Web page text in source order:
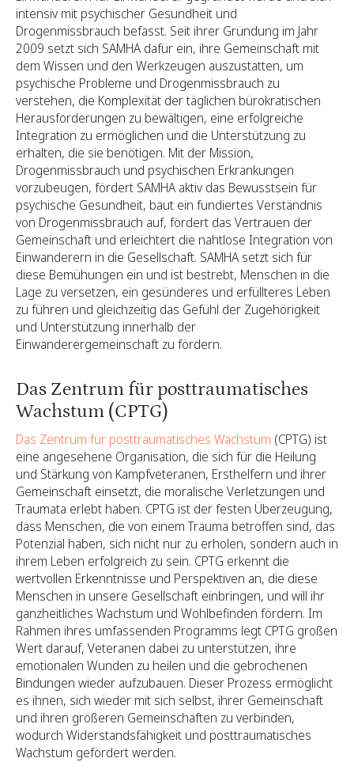
intensiv mit psychischer Gesundheit und
Drogenmissbrauch befasst. Seit ihrer Gründung im Jahr
2009 setzt sich SAMHA dafür ein, ihre Gemeinschaft mit
dem Wissen und den Werkzeugen auszustatten, um
psychische Probleme und Drogenmissbrauch zu
verstehen, die Komplexität der täglichen bürokratischen
Herausforderungen zu bewältigen, eine erfolgreiche
Integration zu ermöglichen und die Unterstützung zu
erhalten, die sie benötigen. Mit der Mission,
Drogenmissbrauch und psychischen Erkrankungen
vorzubeugen, fördert SAMHA aktiv das Bewusstsein für
psychische Gesundheit, baut ein fundiertes Verständnis
von Drogenmissbrauch auf, fördert das Vertrauen der
Gemeinschaft und erleichtert die nahtlose Integration von
Einwanderern in die Gesellschaft. SAMHA setzt sich für
diese Bemühungen ein und ist bestrebt, Menschen in die
Lage zu versetzen, ein gesünderes und erfüllteres Leben
zu führen und gleichzeitig das Gefühl der Zugehörigkeit
und Unterstützung innerhalb der
Einwanderergemeinschaft zu fördern.
Das Zentrum für posttraumatisches
Wachstum (CPTG)
Das Zentrum für posttraumatisches Wachstum (CPTG) ist
eine angesehene Organisation, die sich für die Heilung
und Stärkung von Kampfveteranen, Ersthelfern und ihrer
Gemeinschaft einsetzt, die moralische Verletzungen und
Traumata erlebt haben. CPTG ist der festen Überzeugung,
dass Menschen, die von einem Trauma betroffen sind, das
Potenzial haben, sich nicht nur zu erholen, sondern auch in
ihrem Leben erfolgreich zu sein. CPTG erkennt die
wertvollen Erkenntnisse und Perspektiven an, die diese
Menschen in unsere Gesellschaft einbringen, und will ihr
ganzheitliches Wachstum und Wohlbefinden fördern. Im
Rahmen ihres umfassenden Programms legt CPTG großen
Wert darauf, Veteranen dabei zu unterstützen, ihre
emotionalen Wunden zu heilen und die gebrochenen
Bindungen wieder aufzubauen. Dieser Prozess ermöglicht
es ihnen, sich wieder mit sich selbst, ihrer Gemeinschaft
und ihren größeren Gemeinschaften zu verbinden,
wodurch Widerstandsfähigkeit und posttraumatisches
Wachstum gefördert werden.